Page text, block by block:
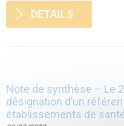
DETAILS
Note de synthèse – Le
désignation d’un
établissements de